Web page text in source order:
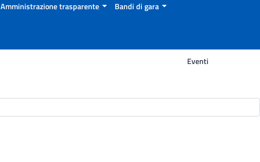
Amministrazione trasparente Bandi di gara
Eventi